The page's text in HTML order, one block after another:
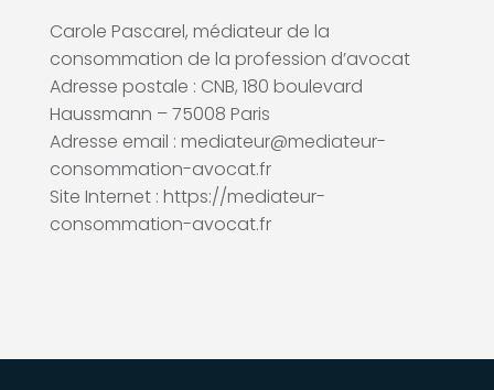
Carole Pascarel, médiateur de la
consommation de la profession d’avocat
Adresse postale : CNB, 180 boulevard
Haussmann – 75008 Paris
Adresse email : mediateur@mediateur-
consommation-avocat.fr
Site Internet : https://mediateur-
consommation-avocat.fr